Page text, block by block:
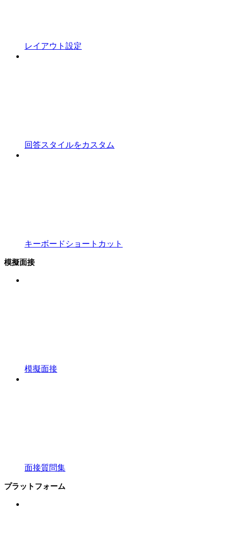
レイアウト設定
回答スタイルをカスタム
キーボードショートカット
模擬面接
模擬面接
面接質問集
プラットフォーム